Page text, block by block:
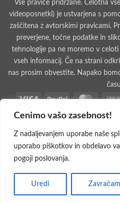
Cenimo vašo zasebnost!
Z nadaljevanjem uporabe naše
uporabo piškotkov in obdelavo
pogoji poslovanja.
Uredi Zavračam
Vse pravice pridržane. Celotna
videoposnetki) je ustvarjena s
zaščitena z avtorskimi pravicami.
preverjene, točne podatke in
tehnologije pa ne moremo v
vseh informacij. Če na strani
nas prosim obvestite. Napako
Visa
PayPal
Dinners
DiscoverMaestro
Apple
Pay
Cash
on
Pickup
Credit
Card
MOJAoprema.com 2026 ©
Straža,